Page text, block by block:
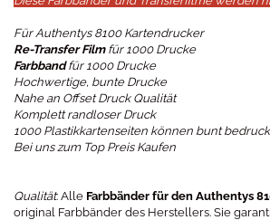
Für Authentys 8100 Kartendrucker
Re-Transfer Filmfür 1000 Drucke
Farbbandfür 1000 Drucke
Hochwertige, bunte Drucke
Nahe an Offset Druck Qualität
Komplett randloser Druck
1000 Plastikkartenseiten können bunt
Bei uns zum Top Preis Kaufen
Qualität: Alle Farbbänder für den Authentys
original Farbbänder des Herstellers. Sie